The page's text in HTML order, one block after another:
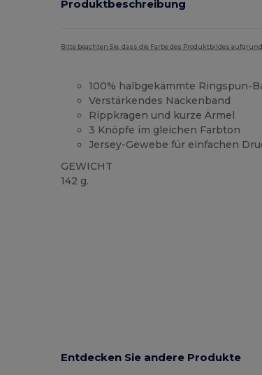
Produktbeschreibung
Bitte beachten Sie, dass die Farbe des Produktbildes
100% halbgekämmte Ringspun-
Verstärkendes Nackenband
Rippkragen und kurze Ärmel
3 Knöpfe im gleichen Farbton
Jersey-Gewebe für einfachen
GEWICHT
142 g.
Entdecken Sie andere Produkte